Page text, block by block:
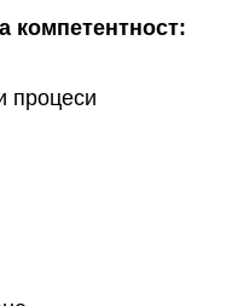
компетентност:
процеси